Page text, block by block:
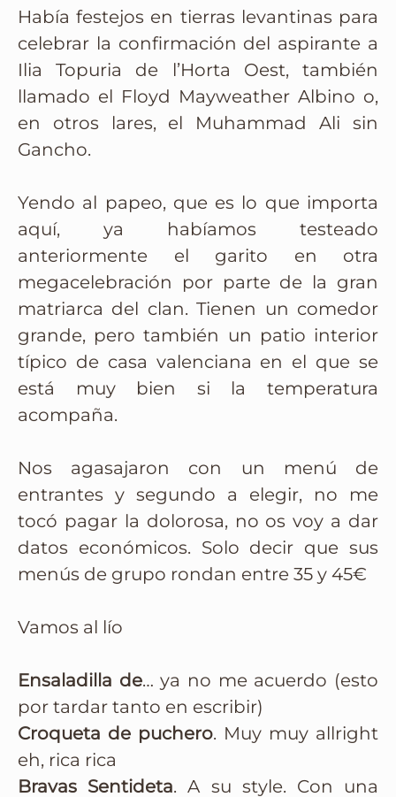
Había festejos en tierras levantinas para
celebrar la confirmación del aspirante a
Ilia Topuria de l’Horta Oest, también
llamado el Floyd Mayweather Albino o,
en otros lares, el Muhammad Ali sin
Gancho.
Yendo al papeo, que es lo que importa
aquí, ya habíamos testeado
anteriormente el garito en otra
megacelebración por parte de la gran
matriarca del clan. Tienen un comedor
grande, pero también un patio interior
típico de casa valenciana en el que se
está muy bien si la temperatura
acompaña.
Nos agasajaron con un menú de
entrantes y segundo a elegir, no me
tocó pagar la dolorosa, no os voy a dar
datos económicos. Solo decir que sus
menús de grupo rondan entre 35 y 45€
Vamos al lío
Ensaladilla de… ya no me acuerdo (esto
por tardar tanto en escribir)
Croqueta de puchero. Muy muy allright
eh, rica rica
Bravas Sentideta. A su style. Con una